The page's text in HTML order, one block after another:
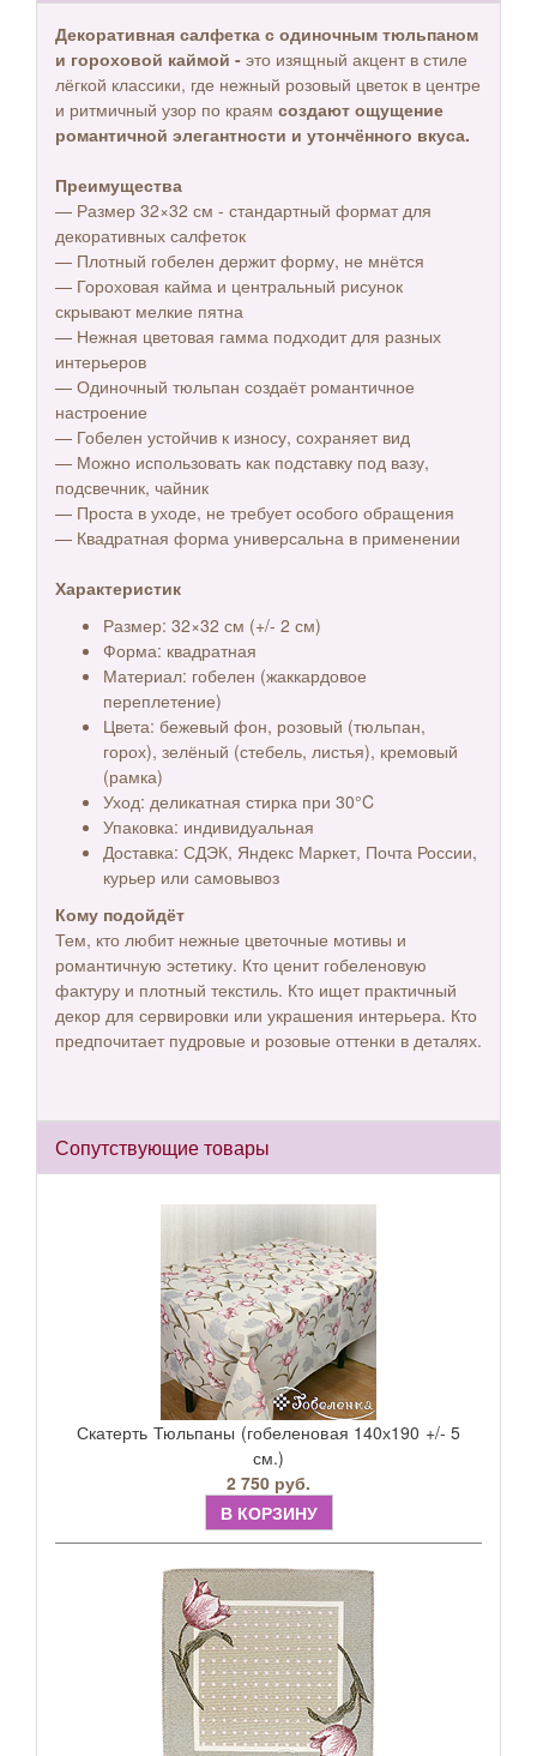
Декоративная салфетка с одиночным тюльпаном
и гороховой каймой - это изящный акцент в стиле
лёгкой классики, где нежный розовый цветок в центре
и ритмичный узор по краям создают ощущение
романтичной элегантности и утончённого вкуса.
Преимущества
— Размер 32×32 см - стандартный формат для
декоративных салфеток
— Плотный гобелен держит форму, не мнётся
— Гороховая кайма и центральный рисунок
скрывают мелкие пятна
— Нежная цветовая гамма подходит для разных
интерьеров
— Одиночный тюльпан создаёт романтичное
настроение
— Гобелен устойчив к износу, сохраняет вид
— Можно использовать как подставку под вазу,
подсвечник, чайник
— Проста в уходе, не требует особого обращения
— Квадратная форма универсальна в применении
Характеристик
Размер: 32×32 см (+/- 2 см)
Форма: квадратная
Материал: гобелен (жаккардовое
переплетение)
Цвета: бежевый фон, розовый (тюльпан,
горох), зелёный (стебель, листья), кремовый
(рамка)
Уход: деликатная стирка при 30°C
Упаковка: индивидуальная
Доставка: СДЭК, Яндекс Маркет, Почта России,
курьер или самовывоз
Кому подойдёт
Тем, кто любит нежные цветочные мотивы и
романтичную эстетику. Кто ценит гобеленовую
фактуру и плотный текстиль. Кто ищет практичный
декор для сервировки или украшения интерьера. Кто
предпочитает пудровые и розовые оттенки в деталях.
Сопутствующие товары
Скатерть Тюльпаны (гобеленовая 140х190 +/- 5
см.)
2 750 руб.
В КОРЗИНУ